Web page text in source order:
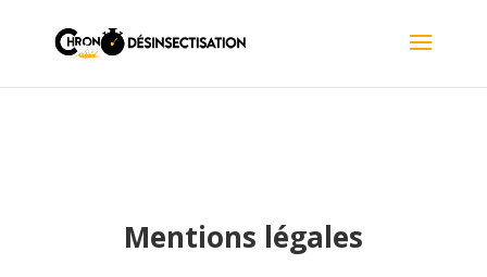
Mentions légales